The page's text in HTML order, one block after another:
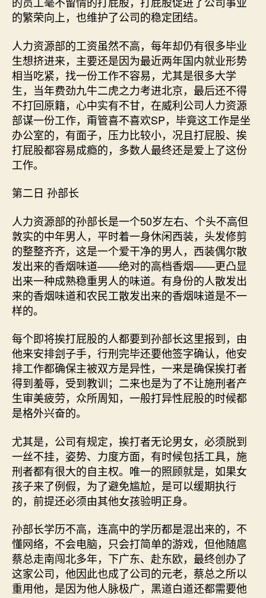
的繁荣向上，也维护了公司的稳定团结。
人力资源部的工资虽然不高，每年却仍有很多毕业
生想挤进来，主要还是因为最近两年国内就业形势
相当吃紧，找一份工作不容易，尤其是很多大学
生，当年费劲九牛二虎之力考进北京，最后还不得
不打回原籍，心中实有不甘，在威利公司人力资源
部谋一份工作，甭管喜不喜欢SP，毕竟这工作是坐
办公室的，有面子，压力比较小，况且打屁股、挨
打屁股都容易成瘾的，多数人最终还是爱上了这份
工作。
第二日 孙部长
人力资源部的孙部长是一个50岁左右、个头不高但
敦实的中年男人，平时着一身休闲西装，头发修剪
的整整齐齐，这是一个爱干净的男人，西装偶尔散
发出来的香烟味道——绝对的高档香烟——更凸显
出来一种成熟稳重男人的味道。有身份的人散发出
来的香烟味道和农民工散发出来的香烟味道是不一
样的。
每个即将挨打屁股的人都要到孙部长这里报到，由
他来安排刽子手，行刑完毕还要他签字确认，他安
排工作都确保主被双方是异性，一来是确保挨打者
得到羞辱，受到教训；二来也是为了不让施刑者产
生审美疲劳，众所周知，一般打异性屁股的时候都
是格外兴奋的。
尤其是，公司有规定，挨打者无论男女，必须脱到
一丝不挂，姿势、力度方面，有时候包括工具，施
刑者都有很大的自主权。唯一的照顾就是，如果女
孩子来了例假，为了避免尴尬，是可以缓期执行
的，前提还必须由其他女孩验明正身。
孙部长学历不高，连高中的学历都是混出来的，不
懂网络，不会电脑，只会打简单的游戏，但他随扈
蔡总走南闯北多年，下广东、赴东欧，最终创办了
这家公司，他因此也成了公司的元老，蔡总之所以
重用他，是因为他人脉极广，黑道白道还都需要他